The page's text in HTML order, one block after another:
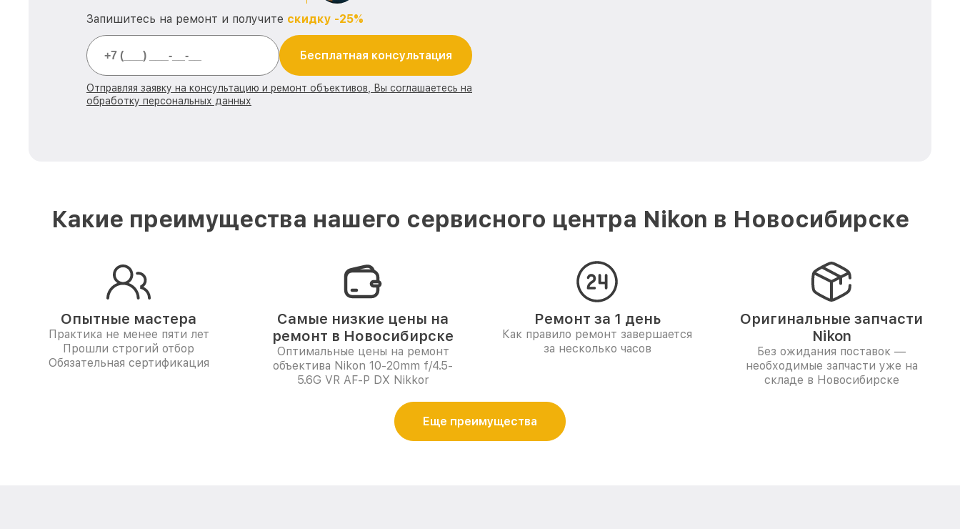
Запишитесь на ремонт и получите скидку -25%
Бесплатная консультация
Отправляя заявку на консультацию и ремонт объективов, Вы соглашаетесь на
обработку персональных данных
Какие преимущества нашего сервисного центра Nikon в Новосибирске
Опытные мастера
Практика не менее пяти лет
Прошли строгий отбор
Обязательная сертификация
Самые низкие цены на
ремонт в Новосибирске
Оптимальные цены на ремонт
объектива Nikon 10-20mm f/4.5-
5.6G VR AF-P DX Nikkor
Ремонт за 1 день
Как правило ремонт завершается
за несколько часов
Оригинальные запчасти
Nikon
Без ожидания поставок —
необходимые запчасти уже на
складе в Новосибирске
Еще преимущества